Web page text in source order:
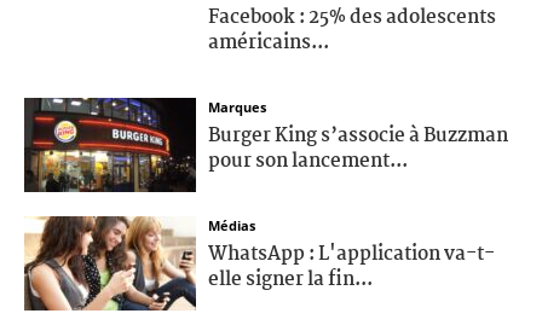
Facebook : 25% des adolescents
américains...
Marques
Burger King s’associe à Buzzman
pour son lancement...
Médias
WhatsApp : L'application va-t-
elle signer la fin...